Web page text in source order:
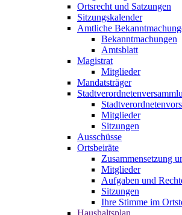
Ortsrecht und Satzungen
Sitzungskalender
Amtliche
Bekanntmachungen
Amtsblatt
Magistrat
Mitglieder
Mandatsträger
Mitglieder
Sitzungen
Ausschüsse
Ortsbeiräte
Zusammensetzung
Mitglieder
Aufgaben und
Sitzungen
Ihre Stimme im
Haushaltsplan